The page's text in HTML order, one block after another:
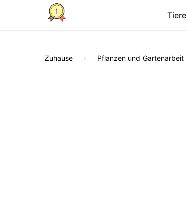
Tiere
Zuhause Pflanzen und Gartenarbeit